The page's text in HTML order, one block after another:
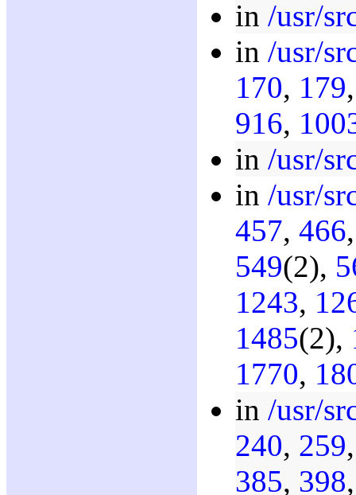
in /usr/
in /usr/
170, 179
916,
in /usr/
in /usr/
457, 466
549(2),
1243,
1485(2),
1770,
in /usr/
240, 259
385, 398